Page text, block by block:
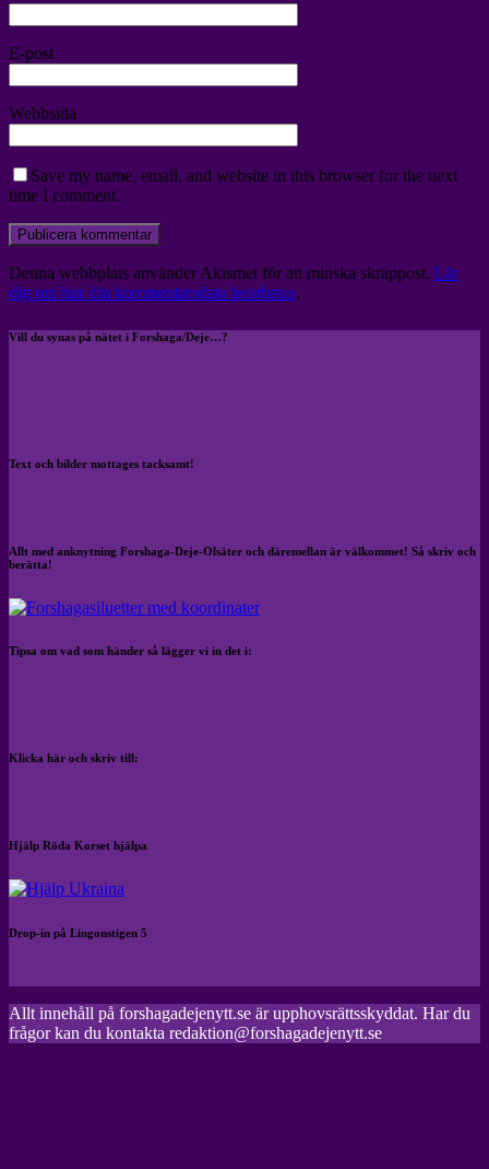
E-post
Webbsida
Save my name, email, and website in this browser for the next
time I comment.
Denna webbplats använder Akismet för att minska skräppost. Lär
dig om hur din kommentarsdata bearbetas.
Vill du synas på nätet i Forshaga/Deje…?
Text och bilder mottages tacksamt!
Allt med anknytning Forshaga-Deje-Olsäter och däremellan är välkommet! Så skriv och
berätta!
Tipsa om vad som händer så lägger vi in det i:
Klicka här och skriv till:
Hjälp Röda Korset hjälpa
Drop-in på Lingonstigen 5
Allt innehåll på forshagadejenytt.se är upphovsrättsskyddat. Har du
frågor kan du kontakta redaktion@forshagadejenytt.se